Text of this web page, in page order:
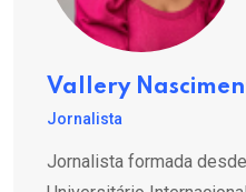
Vallery
Jornalista
Jornalista formada